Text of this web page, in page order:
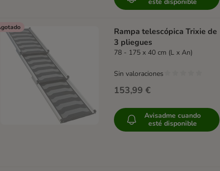
Rampa telescópica Trixie de
3 pliegues
78 - 175 x 40 cm (L x An)
153,99 €
Sin valoraciones
Avisadme cuando
esté disponible